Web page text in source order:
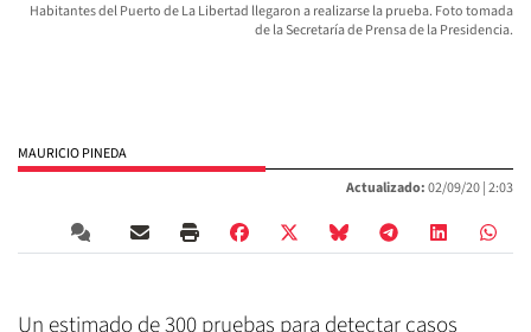
Habitantes del Puerto de La Libertad llegaron a realizarse la prueba. Foto tomada
de la Secretaría de Prensa de la Presidencia.
MAURICIO PINEDA
Actualizado:02/09/20 |2:03